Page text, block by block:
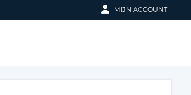
MIJN ACCOUNT